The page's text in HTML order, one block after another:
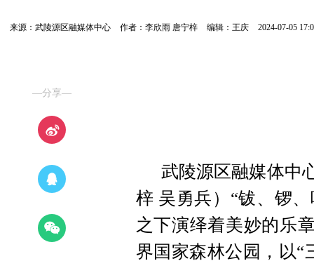
来源：武陵源区融媒体中心 作者：李欣雨 唐宁梓 编辑：王庆 2024-07-05
—分享—
武陵源区融媒体中
梓 吴勇兵）“钹、锣
之下演绎着美妙的乐
界国家森林公园，以“